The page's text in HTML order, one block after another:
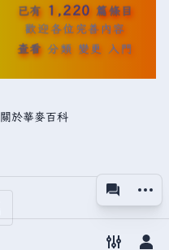
視圖
更多
已有 1,220 篇條目
歡迎各位完善內容
查看 分類 變更 入門
關於華麥百科